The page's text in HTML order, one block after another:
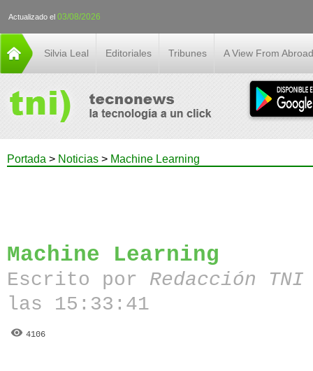
Actualizado el 03/08/2026
Silvia Leal Editoriales Tribunes A View From Abroad
Portada > Noticias > Machine Learning
Machine Learning
Escrito por Redacción
las 15:33:41
4106